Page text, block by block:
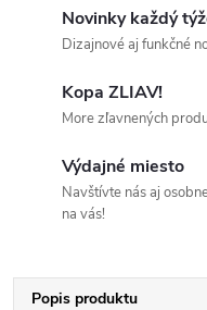
Novinky každý
Dizajnové aj funkčné
Kopa ZLIAV!
More zľavnených
Výdajné miesto
Navštívte nás aj
na vás!
Popis produktu